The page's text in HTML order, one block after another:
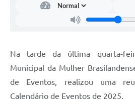
Na tarde da última quarta-
Municipal da Mulher
de Eventos, realizou uma
Calendário de Eventos de 2025.